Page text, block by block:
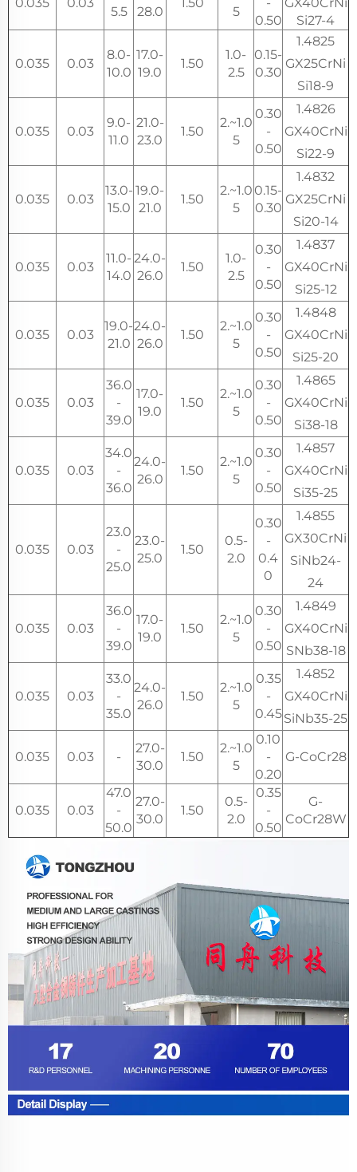
Si27-4
0.50
5
28.0
5.5
1.4825
GX25CrNi
Si18-9
0.15-
0.30
1.0-
2.5
1.50
17.0-
19.0
8.0-
10.0
0.03
0.035
1.4826
GX40CrNi
Si22-9
0.30
-
0.50
1.0~2.
5
1.50
21.0-
23.0
9.0-
11.0
0.03
0.035
1.4832
GX25CrNi
Si20-14
0.15-
0.30
1.0~2.
5
1.50
19.0-
21.0
13.0-
15.0
0.03
0.035
1.4837
GX40CrNi
Si25-12
0.30
-
0.50
1.0-
2.5
1.50
24.0-
26.0
11.0-
14.0
0.03
0.035
1.4848
GX40CrNi
Si25-20
0.30
-
0.50
1.0~2.
5
1.50
24.0-
26.0
19.0-
21.0
0.03
0.035
1.4865
GX40CrNi
Si38-18
0.30
-
0.50
1.0~2.
5
1.50
17.0-
19.0
36.0
-
39.0
0.03
0.035
1.4857
GX40CrNi
Si35-25
0.30
-
0.50
1.0~2.
5
1.50
24.0-
26.0
34.0
-
36.0
0.03
0.035
1.4855
GX30CrNi
SiNb24-
24
0.30
-
0.4
0
0.5-
2.0
1.50
23.0-
25.0
23.0
-
25.0
0.03
0.035
1.4849
GX40CrNi
SNb38-18
0.30
-
0.50
1.0~2.
5
1.50
17.0-
19.0
36.0
-
39.0
0.03
0.035
1.4852
GX40CrNi
SiNb35-25
0.35
-
0.45
1.0~2.
5
1.50
24.0-
26.0
33.0
-
35.0
0.03
0.035
G-CoCr28
0.10
-
0.20
1.0~2.
5
1.50
27.0-
30.0
-
0.03
0.035
G-
CoCr28W
0.35
-
0.50
0.5-
2.0
1.50
27.0-
30.0
47.0
-
50.0
0.03
0.035